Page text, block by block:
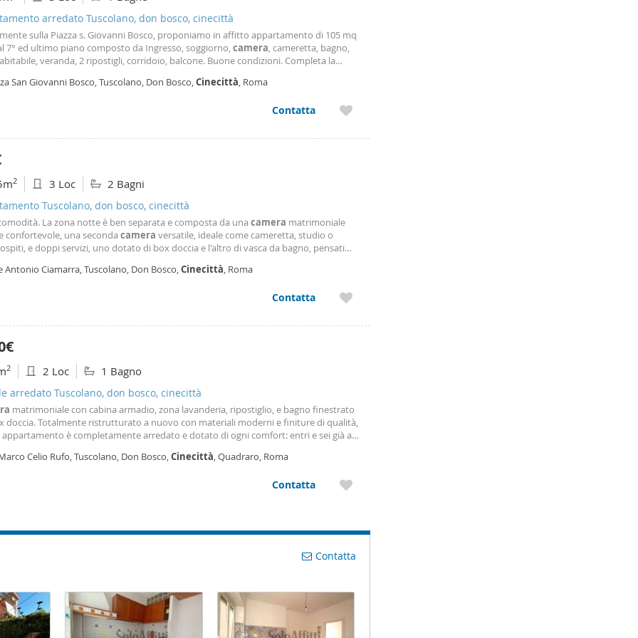
arredato Tuscolano, don bosco, cinecittà
sulla Piazza s. Giovanni Bosco, proponiamo in affitto appartamento di 105 mq
7° ed ultimo piano composto da Ingresso, soggiorno, camera, cameretta, bagno,
veranda, 2 ripostigli, corridoio, balcone. Buone condizioni. Completa la
sino a 18 mesi
San Giovanni Bosco, Tuscolano, Don Bosco,Cinecittà, Roma
Contatta
2 3 Loc 2 Bagni
Tuscolano, don bosco, cinecittà
La zona notte è ben separata e composta da una camera matrimoniale
confortevole, una seconda camera versatile, ideale come cameretta, studio o
e doppi servizi, uno dotato di box doccia e l'altro di vasca da bagno, pensati
privato, elemento sempre più raro e
Antonio Ciamarra, Tuscolano, Don Bosco,Cinecittà, Roma
Contatta
2 2 Loc 1 Bagno
arredato Tuscolano, don bosco, cinecittà
matrimoniale con cabina armadio, zona lavanderia, ripostiglio, e bagno finestrato
doccia. Totalmente ristrutturato a nuovo con materiali moderni e finiture di qualità,
è completamente arredato e dotato di ogni comfort: entri e sei già a
aspirapolvere
Celio Rufo, Tuscolano, Don Bosco,Cinecittà, Quadraro, Roma
Contatta
Contatta